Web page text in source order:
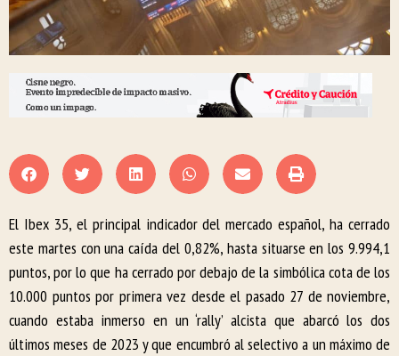
El Ibex 35, el principal indicador del mercado español, ha cerrado
este martes con una caída del 0,82%, hasta situarse en los 9.994,1
puntos, por lo que ha cerrado por debajo de la simbólica cota de los
10.000 puntos por primera vez desde el pasado 27 de noviembre,
cuando estaba inmerso en un ‘rally’ alcista que abarcó los dos
últimos meses de 2023 y que encumbró al selectivo a un máximo de